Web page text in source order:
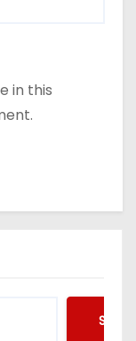
in this